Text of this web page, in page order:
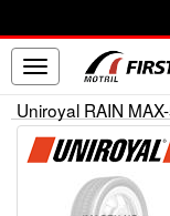
Toggle
navigation
Uniroyal RAIN